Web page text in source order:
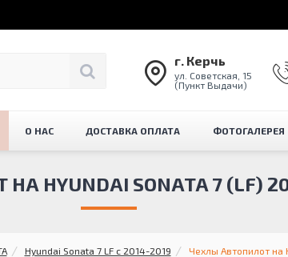
г. Керчь
ул. Советская, 15
(Пункт Выдачи)
О НАС ДОСТАВКА ОПЛАТА ФОТОГАЛЕРЕЯ
Hyundai Sonata 7 LF с 2014-2019 Чехлы Автопилот на
HYUNDAI SONATA 7 (LF)